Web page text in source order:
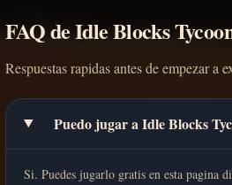
FAQ de Idle Blocks
Respuestas rapidas antes de empezar a
Puedo jugar a Idle Blocks
Si. Puedes jugarlo gratis en esta pagina